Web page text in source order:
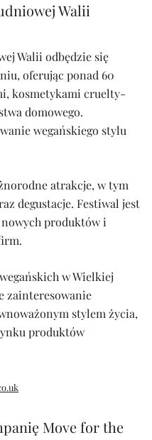
Walii
Walii odbędzie się
oferując ponad 60
kosmetykami cruelty-
domowego.
wegańskiego stylu
atrakcje, w tym
degustacje. Festiwal jest
nowych produktów i
w Wielkiej
zainteresowanie
stylem życia,
produktów
Move for the